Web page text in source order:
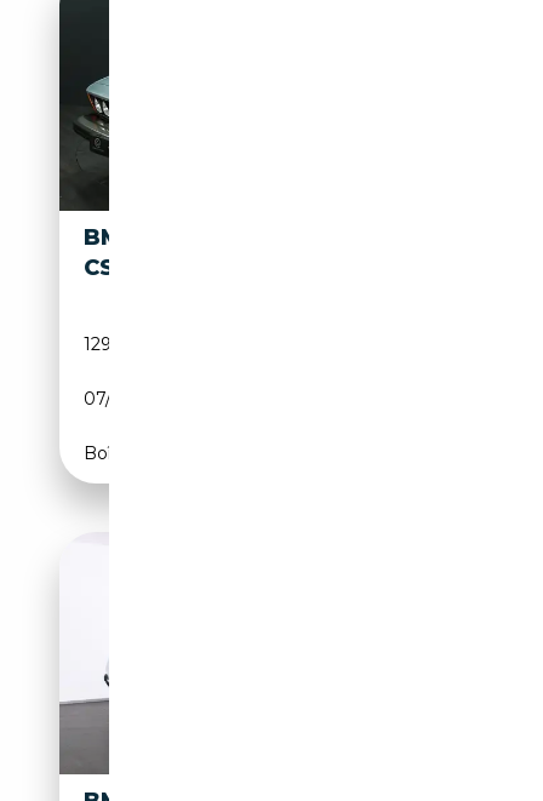
BMW 633
CSI
129 550 km
07/1980
Boîte automatique